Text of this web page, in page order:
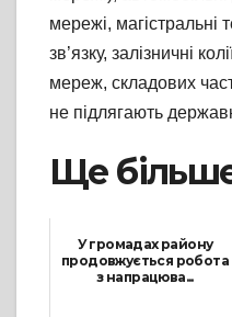
мережі, магістральні
зв’язку, залізничні
мереж, складових
не підлягають
Ще
У громадах району
продовжується робота
з напрацюва...